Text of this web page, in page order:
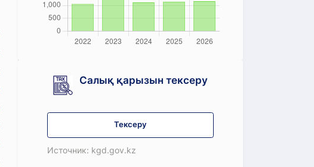
Салық қарызын тексеру
Тексеру
Источник: kgd.gov.kz